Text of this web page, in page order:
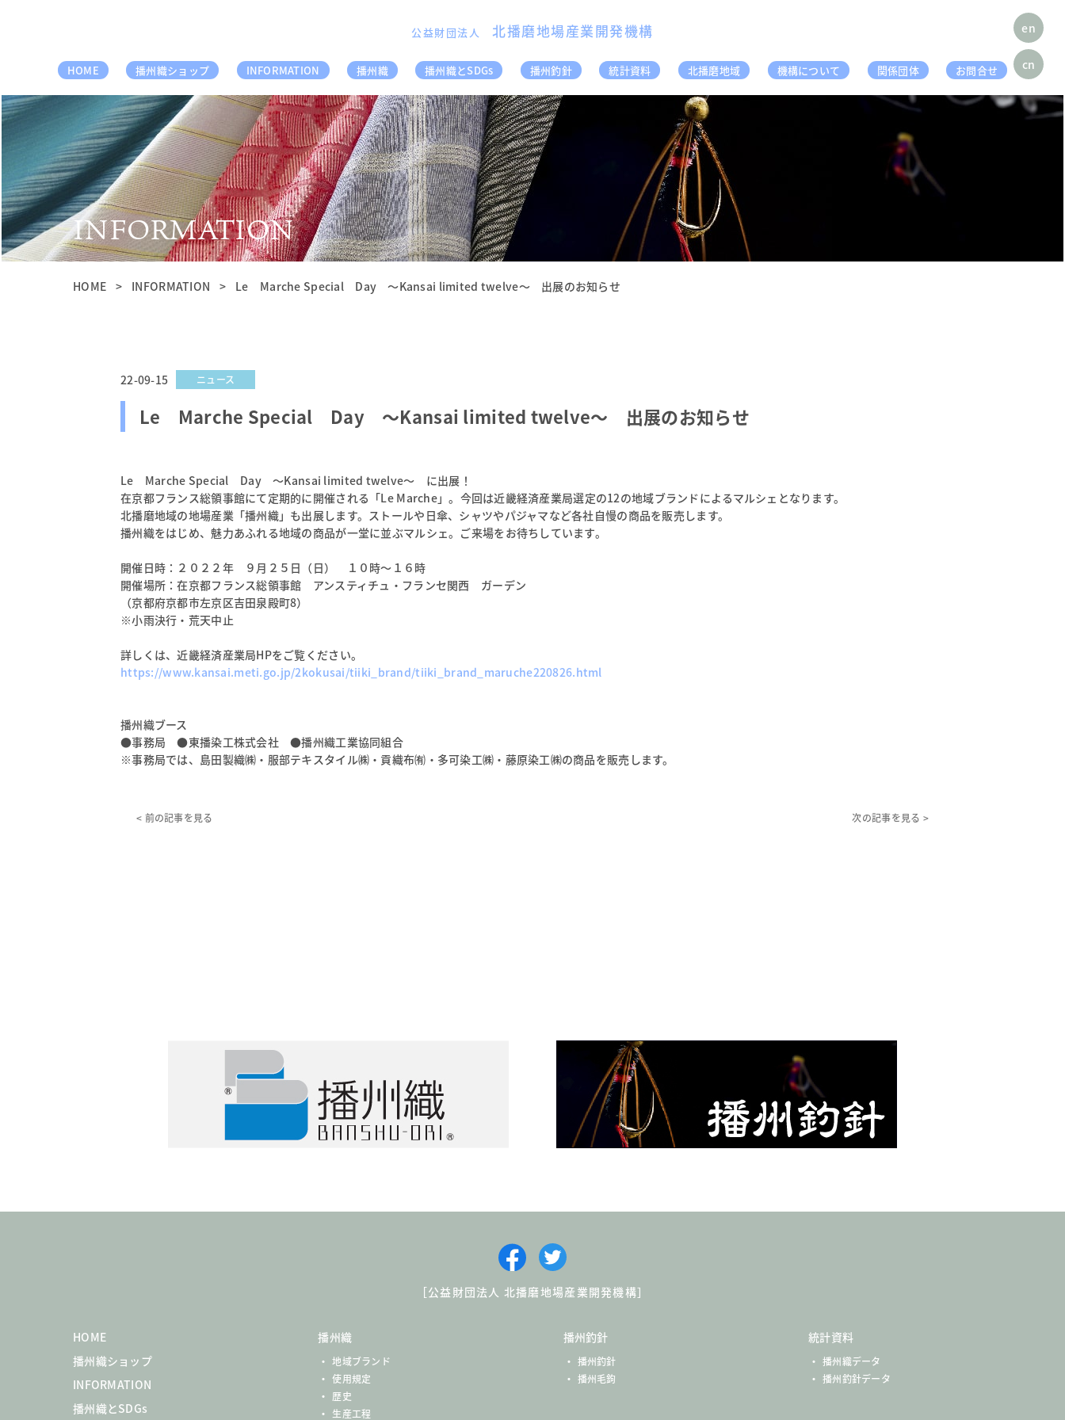
公益財団法人 北播磨地場産業開発機構
HOME 播州織ショップ INFORMATION 播州織 播州織とSDGs 播州釣針 統計資料 北播磨地域 機構について 関係団体 お問合せ
en
cn
INFORMATION
HOME INFORMATION Le Marche Special Day ～Kansai limited twelve～ 出展のお知らせ
22-09-15 ニュース
Le Marche Special Day ～Kansai limited twelve～ 出展のお知らせ
Le Marche Special Day ～Kansai limited twelve～ に出展！
在京都フランス総領事館にて定期的に開催される「Le Marche」。今回は近畿経済産業局選定の12の地域ブランドによるマルシェとなります。
北播磨地域の地場産業「播州織」も出展します。ストールや日傘、シャツやパジャマなど各社自慢の商品を販売します。
播州織をはじめ、魅力あふれる地域の商品が一堂に並ぶマルシェ。ご来場をお待ちしています。
開催日時：２０２２年 ９月２５日（日） １０時～１６時
開催場所：在京都フランス総領事館 アンスティチュ・フランセ関西 ガーデン
（京都府京都市左京区吉田泉殿町8）
※小雨決行・荒天中止
詳しくは、近畿経済産業局HPをご覧ください。
https://www.kansai.meti.go.jp/2kokusai/tiiki_brand/tiiki_brand_maruche220826.html
播州織ブース
●事務局 ●東播染工株式会社 ●播州織工業協同組合
※事務局では、島田製織㈱・服部テキスタイル㈱・貢織布㈲・多可染工㈱・藤原染工㈱の商品を販売します。
< 前の記事を見る 次の記事を見る >
［公益財団法人 北播磨地場産業開発機構］
HOME
播州織ショップ
INFORMATION
播州織とSDGs
播州織
地域ブランド
使用規定
歴史
生産工程
播州釣針
播州釣針
播州毛鉤
統計資料
播州織データ
播州釣針データ